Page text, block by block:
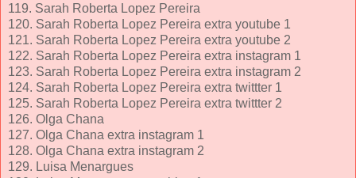
119. Sarah Roberta Lopez Pereira
120. Sarah Roberta Lopez Pereira extra youtube 1
121. Sarah Roberta Lopez Pereira extra youtube 2
122. Sarah Roberta Lopez Pereira extra instagram 1
123. Sarah Roberta Lopez Pereira extra instagram 2
124. Sarah Roberta Lopez Pereira extra twittter 1
125. Sarah Roberta Lopez Pereira extra twittter 2
126. Olga Chana
127. Olga Chana extra instagram 1
128. Olga Chana extra instagram 2
129. Luisa Menargues